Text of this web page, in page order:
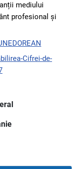
mediului
profesional și
Cifrei-de-